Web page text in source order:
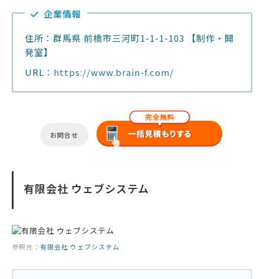
企業情報
住所：群馬県 前橋市三河町1-1-1-103 【制作・開
発室】
URL： https://www.brain-f.com/
お問合せ
有限会社 ウェブシステム
参照元： 有限会社 ウェブシステム